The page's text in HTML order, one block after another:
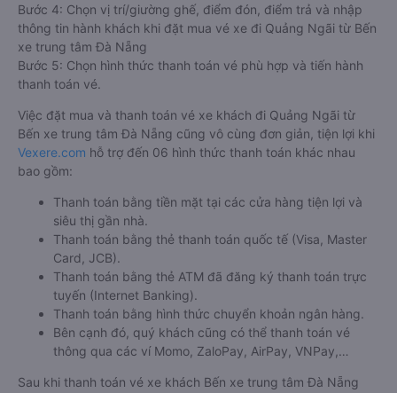
Bước 4: Chọn vị trí/giường ghế, điểm đón, điểm trả và nhập
thông tin hành khách khi đặt mua vé xe đi Quảng Ngãi từ Bến
xe trung tâm Đà Nẵng
Bước 5: Chọn hình thức thanh toán vé phù hợp và tiến hành
thanh toán vé.
Việc đặt mua và thanh toán vé xe khách đi Quảng Ngãi từ
Bến xe trung tâm Đà Nẵng cũng vô cùng đơn giản, tiện lợi khi
Vexere.com hỗ trợ đến 06 hình thức thanh toán khác nhau
bao gồm:
Thanh toán bằng tiền mặt tại các cửa hàng tiện lợi và
siêu thị gần nhà.
Thanh toán bằng thẻ thanh toán quốc tế (Visa, Master
Card, JCB).
Thanh toán bằng thẻ ATM đã đăng ký thanh toán trực
tuyến (Internet Banking).
Thanh toán bằng hình thức chuyển khoản ngân hàng.
Bên cạnh đó, quý khách cũng có thể thanh toán vé
thông qua các ví Momo, ZaloPay, AirPay, VNPay,…
Sau khi thanh toán vé xe khách Bến xe trung tâm Đà Nẵng